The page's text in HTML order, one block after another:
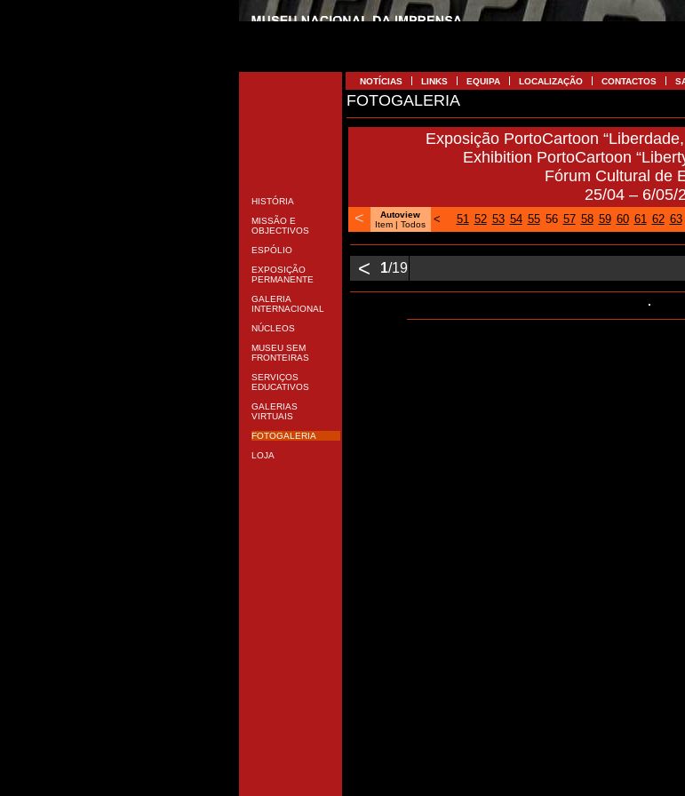
HISTÓRIA
MISSÃO E
OBJECTIVOS
ESPÓLIO
EXPOSIÇÃO
PERMANENTE
GALERIA
INTERNACIONAL
NÚCLEOS
MUSEU SEM
FRONTEIRAS
SERVIÇOS
EDUCATIVOS
GALERIAS
VIRTUAIS
FOTOGALERIA
LOJA
NOTÍCIAS LINKS EQUIPA LOCALIZAÇÃO CONTACTOS
FOTOGALERIA
Exposição PortoCartoon
Exhibition PortoCartoon
Fórum Cultural de
25/04 – 6/05/
<
Autoview
Item | Todos < 51 52 53 54 55 56 57 58 59 60 61 62 63
< 1/19